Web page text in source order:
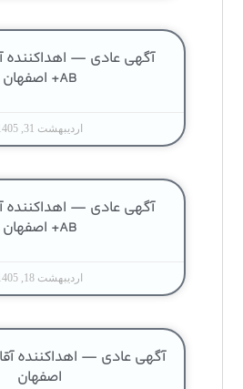
آگهی عادی — اهداکننده
AB+ اصفهان
اردیبهشت 31, 1405
آگهی عادی — اهداکننده
AB+ اصفهان
اردیبهشت 18, 1405
اصفهان